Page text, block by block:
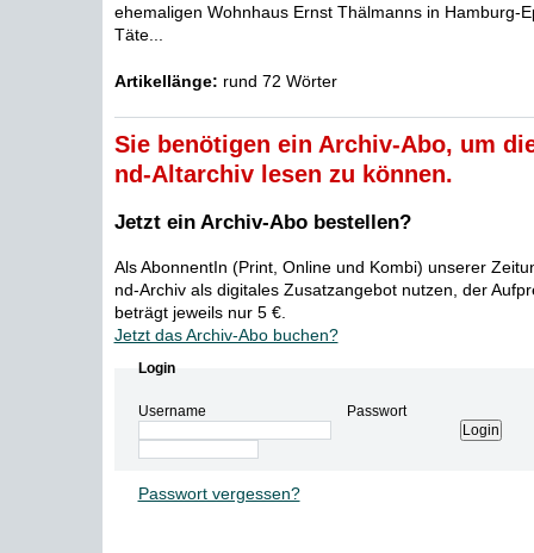
ehemaligen Wohnhaus Ernst Thälmanns in Hamburg-
Täte...
Artikellänge: rund 72 Wörter
Sie benötigen ein Archiv-Abo, um
nd-Altarchiv lesen zu können.
Jetzt ein Archiv-Abo bestellen?
Als AbonnentIn (Print, Online und Kombi) unserer
nd-Archiv als digitales Zusatzangebot nutzen, der
beträgt jeweils nur 5 €.
Jetzt das Archiv-Abo buchen?
Login
Username Passwort
Passwort vergessen?